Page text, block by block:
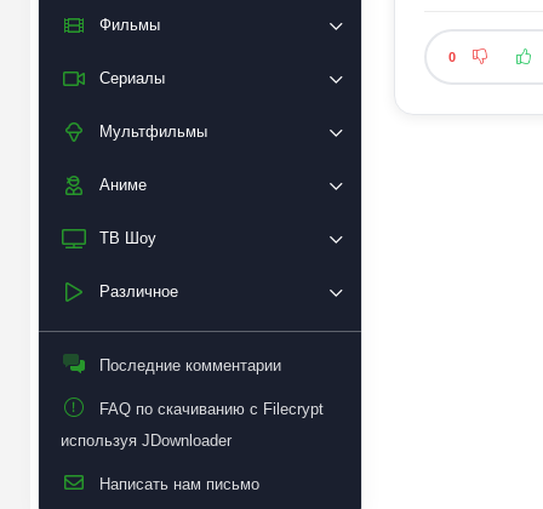
Фильмы
Сериалы
Мультфильмы
Аниме
ТВ Шоу
Различное
Последние комментарии
FAQ по скачиванию с Filecrypt
используя JDownloader
Написать нам письмо
0